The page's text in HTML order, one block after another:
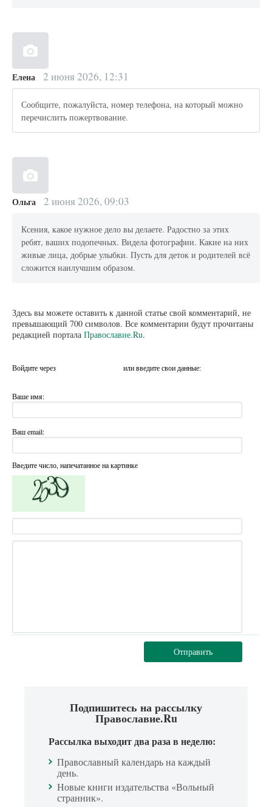
Елена 2 июня 2026, 12:31
Сообщите, пожалуйста, номер телефона, на который можно
перечислить пожертвование.
Ольга 2 июня 2026, 09:03
Ксения, какое нужное дело вы делаете. Радостно за этих
ребят, ваших подопечных. Видела фотографии. Какие на них
живые лица, добрые улыбки. Пусть для деток и родителей всё
сложится наилучшим образом.
Здесь вы можете оставить к данной статье свой комментарий, не
превышающий 700 символов. Все комментарии будут прочитаны
редакцией портала Православие.Ru.
Войдите через или введите свои данные:
Ваше имя:
Ваш email:
Введите число, напечатанное на картинке
Отправить
Подпишитесь на рассылку
Православие.Ru
Рассылка выходит два раза в неделю:
Православный календарь на каждый
день.
Новые книги издательства «Вольный
странник».